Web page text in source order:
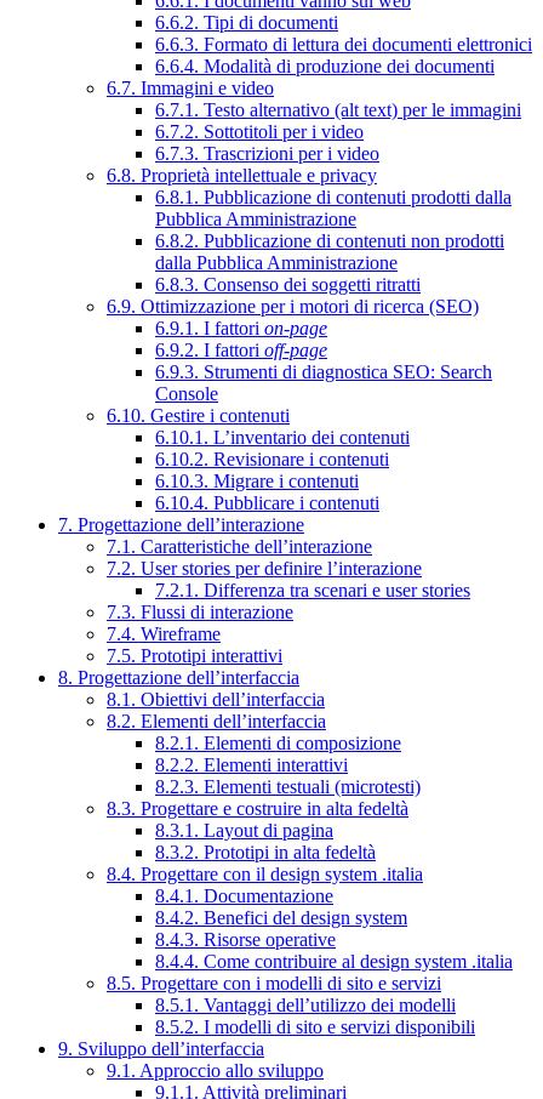
6.6.2. Tipi di documenti
6.6.3. Formato di lettura dei documenti elettronici
6.6.4. Modalità di produzione dei documenti
6.7. Immagini e video
6.7.1. Testo alternativo (alt text) per le immagini
6.7.2. Sottotitoli per i video
6.7.3. Trascrizioni per i video
6.8. Proprietà intellettuale e privacy
6.8.1. Pubblicazione di contenuti prodotti dalla
Pubblica Amministrazione
6.8.2. Pubblicazione di contenuti non prodotti
dalla Pubblica Amministrazione
6.8.3. Consenso dei soggetti ritratti
6.9. Ottimizzazione per i motori di ricerca (SEO)
6.9.1. I fattori on-page
6.9.2. I fattori off-page
6.9.3. Strumenti di diagnostica SEO: Search
Console
6.10. Gestire i contenuti
6.10.1. L’inventario dei contenuti
6.10.2. Revisionare i contenuti
6.10.3. Migrare i contenuti
6.10.4. Pubblicare i contenuti
7. Progettazione dell’interazione
7.1. Caratteristiche dell’interazione
7.2. User stories per definire l’interazione
7.2.1. Differenza tra scenari e user stories
7.3. Flussi di interazione
7.4. Wireframe
7.5. Prototipi interattivi
8. Progettazione dell’interfaccia
8.1. Obiettivi dell’interfaccia
8.2. Elementi dell’interfaccia
8.2.1. Elementi di composizione
8.2.2. Elementi interattivi
8.2.3. Elementi testuali (microtesti)
8.3. Progettare e costruire in alta fedeltà
8.3.1. Layout di pagina
8.3.2. Prototipi in alta fedeltà
8.4. Progettare con il design system .italia
8.4.1. Documentazione
8.4.2. Benefici del design system
8.4.3. Risorse operative
8.4.4. Come contribuire al design system .italia
8.5. Progettare con i modelli di sito e servizi
8.5.1. Vantaggi dell’utilizzo dei modelli
8.5.2. I modelli di sito e servizi disponibili
9. Sviluppo dell’interfaccia
9.1. Approccio allo sviluppo
9.1.1. Attività preliminari